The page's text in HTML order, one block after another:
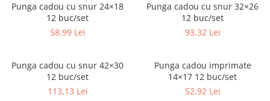
Cutii Tort Generic
Suport Clatite
Cutii Display
Cutii Fast Food Blank
Cutii Fast Food Generic
Punga cadou cu snur 24×18
12 buc/set
58,99 Lei
Punga cadou cu snur 32×26
12 buc/set
93,32 Lei
Punga cadou cu snur 42×30
12 buc/set
113,13 Lei
Punga cadou imprimate
14×17 12 buc/set
52,92 Lei